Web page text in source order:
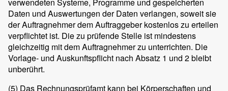
Daten und Auswertungen der Daten verlangen, soweit sie
der Auftragnehmer dem Auftraggeber kostenlos zu erteilen
verpflichtet ist. Die zu prüfende Stelle ist mindestens
gleichzeitig mit dem Auftragnehmer zu unterrichten. Die
Vorlage- und Auskunftspflicht nach Absatz 1 und 2 bleibt
unberührt.
(5) Das Rechnungsprüfamt kann bei Körperschaften und